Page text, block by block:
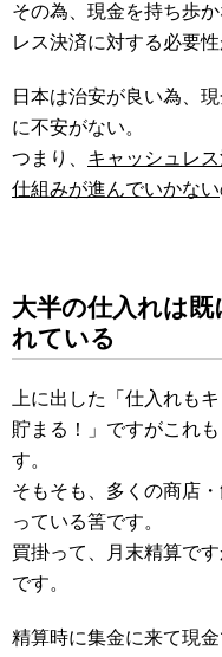
その為、現金を持ち歩
レス決済に対する必要
日本は治安が良い為、
に不安がない。
つまり、 キャッシュレ
仕組みが進んでいかない
大半の仕入れは
れている
上に出した「仕入れも
貯まる！」ですがこれ
す。
そもそも、多くの商店
っている筈です。
買掛って、月末精算で
です。
精算時に集金に来て現